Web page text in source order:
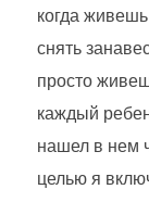
когда
снять
просто
каждый
нашел в нем
целью я